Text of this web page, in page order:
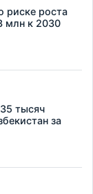
роста
млн к 2030
тысяч
за